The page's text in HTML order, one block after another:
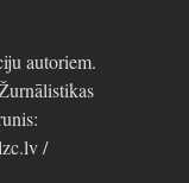
autoriem.
/